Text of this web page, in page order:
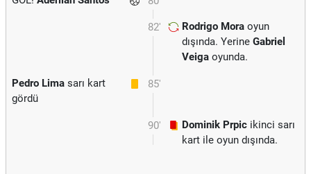
82' Rodrigo Mora oyun
dışında. Yerine Gabriel
Veiga oyunda.
85'
Pedro Lima sarı kart
gördü
90' Dominik Prpic ikinci sarı
kart ile oyun dışında.